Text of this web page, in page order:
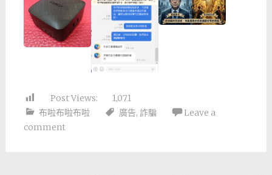
Post Views:
1,071
布啦布啦布啦
廣告, 詐騙
Leave a
comment